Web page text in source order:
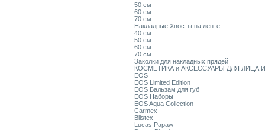
50 см
60 см
70 см
Накладные Хвосты на ленте
40 см
50 см
60 см
70 см
Заколки для накладных прядей
КОСМЕТИКА и АКСЕССУАРЫ ДЛЯ ЛИЦА
EOS
EOS Limited Edition
EOS Бальзам для губ
EOS Наборы
EOS Aqua Collection
Carmex
Blistex
Lucas Papaw